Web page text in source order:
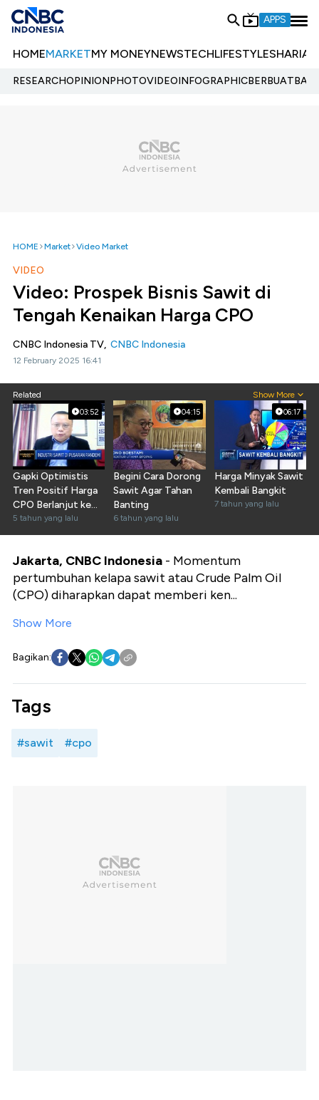
APPS
HOMEMARKETMY MONEYNEWSTECHLIFESTYLESHARIA
RESEARCHOPINIONPHOTOVIDEOINFOGRAPHIC
HOME Market Video Market
VIDEO
Video: Prospek Bisnis Sawit di
Tengah Kenaikan Harga CPO
CNBC Indonesia TV, CNBC Indonesia
12 February 2025 16:41
Related Show More
03:52
Gapki Optimistis
Tren Positif Harga
CPO Berlanjut ke
H1-2021
5 tahun yang lalu
04:15
Begini Cara Dorong
Sawit Agar Tahan
Banting
6 tahun yang lalu
06:17
Harga Minyak Sawit
Kembali Bangkit
7 tahun yang lalu
Jakarta, CNBC Indonesia - Momentum
pertumbuhan kelapa sawit atau Crude Palm Oil
(CPO) diharapkan dapat memberi ken...
Show More
Bagikan:
Tags
#sawit #cpo